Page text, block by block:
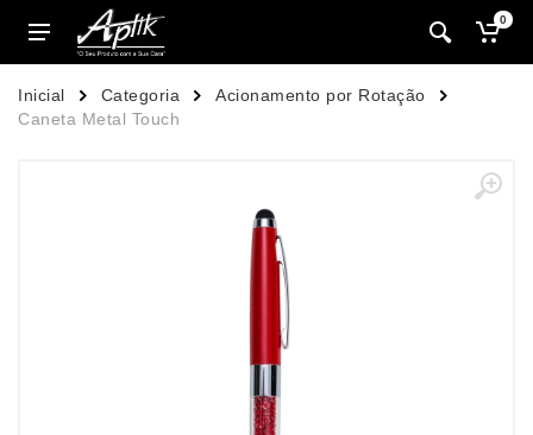
0
Inicial Categoria
Acionamento por Rotação
Caneta Metal Touch